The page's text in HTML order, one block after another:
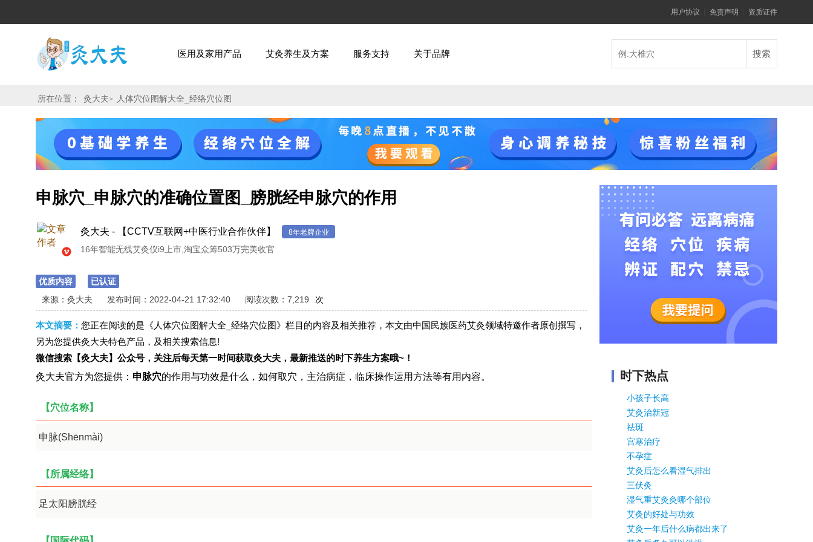
用户协议 免责声明 资质证件
医用及家用产品 艾灸养生及方案 服务支持 关于品牌
所在位置： 灸大夫> 人体穴位图解大全_经络穴位图
申脉穴_申脉穴的准确位置图_膀胱经申脉穴的作用
灸大夫 - 【CCTV互联网+中医行业合作伙伴】
16年智能无线艾灸仪i9上市,淘宝众筹503万完美收官
8年老牌企业
优质内容
已认证
来源：灸大夫
发布时间：2022-04-21 17:32:40 阅读次数：7,219 次
本文摘要： 您正在阅读的是《人体穴位图解大全_经络穴位图》栏目的内容及相关推荐，本文由中国民族医药艾灸领域特邀作者原创撰写，
另为您提供灸大夫特色产品，及相关搜索信息!
微信搜索【灸大夫】公众号，关注后每天第一时间获取灸大夫，最新推送的时下养生方案哦~！
灸大夫官方为您提供： 申脉穴的作用与功效是什么，如何取穴，主治病症，临床操作运用方法等有用内容。
【穴位名称】
申脉(Shēnmài)
【所属经络】
足太阳膀胱经
时下热点
小孩子长高
艾灸治新冠
祛斑
宫寒治疗
不孕症
艾灸后怎么看湿气排出
三伏灸
湿气重艾灸灸哪个部位
艾灸的好处与功效
艾灸一年后什么病都出来了